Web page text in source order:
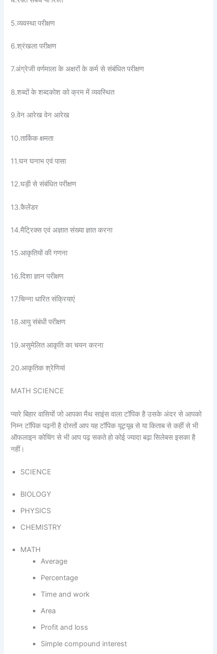
5.व्यवस्था परीक्षण
6.श्रंखला परीक्षण
7.अंग्रेजी वर्णमाला के अक्षरों के कर्म से संबंधित परीक्षण
8.शब्दों के शब्दकोश को क्रम में व्यवस्थित
9.वेन आरेख वेन आरेख
10.तार्किक क्षमता
11.घन घनाभ एवं पासा
12.घड़ी से संबंधित परीक्षण
13.कैलेंडर
14.मैट्रिक्स एवं अज्ञात संख्या ज्ञात करना
15.आकृतियों की गणना
16.दिशा ज्ञान परीक्षण
17.चिन्ना धारित संक्रियाएं
18.आयु संबंधी परीक्षण
19.असुमेलित आकृति का चयन करना
20.आकृतिक श्रेणियां
MATH SCIENCE
प्यारे बिहार वासियों जो आपका मैथ साइंस वाला टॉपिक है उसके अंदर से आपको
निम्न टॉपिक पढ़नी है दोस्तों आप यह टॉपिक यूट्यूब से या किताब से कहीं से भी
ऑफलाइन कोचिंग से भी आप पढ़ सकते हो कोई ज्यादा बढ़ा सिलेबस इसका है
नहीं।
SCIENCE
BIOLOGY
PHYSICS
CHEMISTRY
MATH
Average
Percentage
Time and work
Area
Profit and loss
Simple compound interest